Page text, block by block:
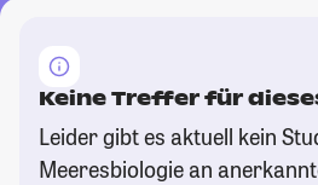
Keine Treffer für
Leider gibt es aktuell kein
Meeresbiologie an